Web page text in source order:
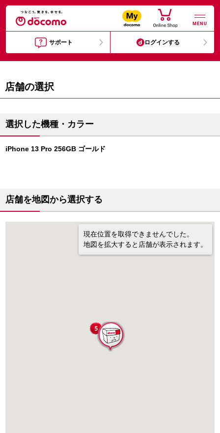
MENU
サポート ログインする
店舗の選択
選択した機種・カラー
iPhone 13 Pro 256GB ゴールド
店舗を地図から選択する
現在位置を取得できませんでした。
地図を拡大すると店舗が表示されます。